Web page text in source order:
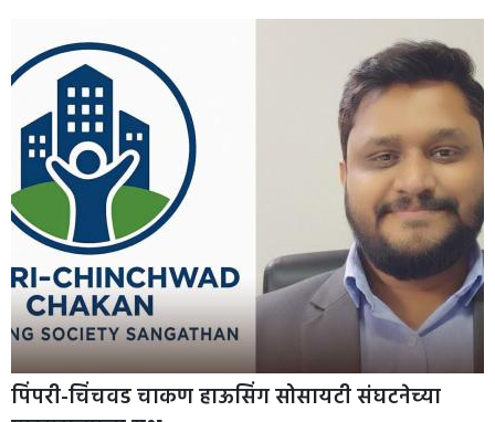
पिंपरी-चिंचवड चाकण हाऊसिंग सोसायटी संघटनेच्या